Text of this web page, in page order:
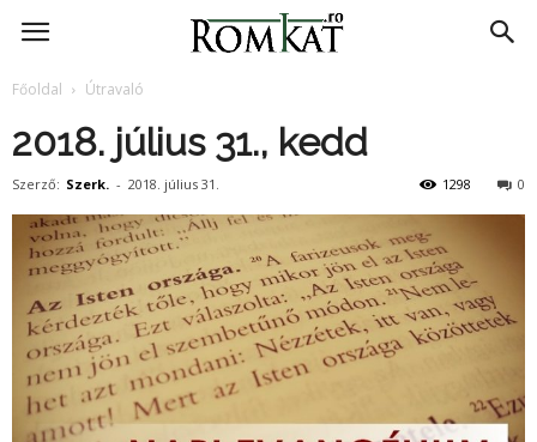
RomKat.ro
Főoldal Útravaló
2018. július 31., kedd
Szerző: Szerk. - 2018. július 31. 0
1298